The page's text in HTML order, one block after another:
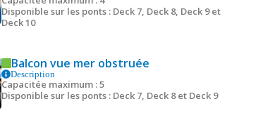
Disponible sur les ponts : Deck 7, Deck 8, Deck 9 et
Deck 10
Balcon vue mer obstruée
Description
Capacitée maximum : 5
Disponible sur les ponts : Deck 7, Deck 8 et Deck 9